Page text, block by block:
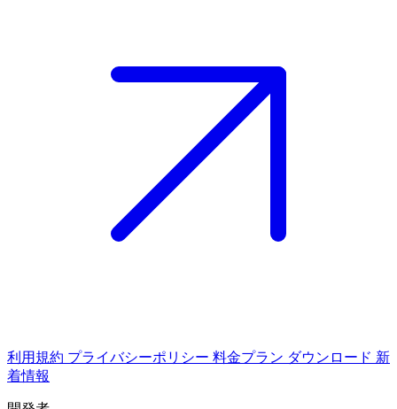
利用規約 プライバシーポリシー 料金プラン ダウンロード 新
着情報